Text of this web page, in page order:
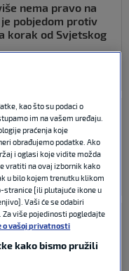
nema pravo na
pobjedom protiv
korak od Svjetskog
s čak 10 golova
Arnautović
mrežu
Zvezde
dočekali
na ćirilici
kao što su podaci o
im na vašem uređaju.
praćenja koje
obrađujemo podatke. Ako
i oglasi koje vidite možda
vratiti na ovaj izbornik kako
u bilo kojem trenutku klikom
stranice [ili plutajuće ikone u
Vaši će se odabiri
više pojedinosti pogledajte
o vašoj privatnosti
kako bismo pružili